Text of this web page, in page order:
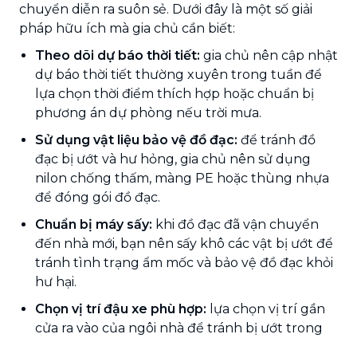
chuyển diễn ra suôn sẻ. Dưới đây là một số giải
pháp hữu ích mà gia chủ cần biết:
Theo dõi dự báo thời tiết: gia chủ nên cập nhật
dự báo thời tiết thường xuyên trong tuần để
lựa chọn thời điểm thích hợp hoặc chuẩn bị
phương án dự phòng nếu trời mưa.
Sử dụng vật liệu bảo vệ đồ đạc: để tránh đồ
đạc bị ướt và hư hỏng, gia chủ nên sử dụng
nilon chống thấm, màng PE hoặc thùng nhựa
để đóng gói đồ đạc.
Chuẩn bị máy sấy: khi đồ đạc đã vận chuyển
đến nhà mới, bạn nên sấy khô các vật bị ướt để
tránh tình trạng ẩm mốc và bảo vệ đồ đạc khỏi
hư hại.
Chọn vị trí đậu xe phù hợp: lựa chọn vị trí gần
cửa ra vào của ngôi nhà để tránh bị ướt trong